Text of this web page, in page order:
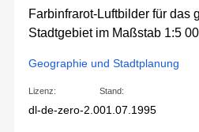
Farbinfrarot-Luftbilder für das
Stadtgebiet im Maßstab 1:5
Geographie und Stadtplanung
Lizenz:
dl-de-zero-2.0
Stand:
01.07.1995